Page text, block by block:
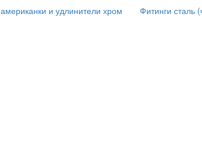
и удлинители хром Фитинги сталь